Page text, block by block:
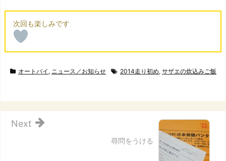
オートバイ , ニュース／お知らせ 2014走り初め, サザエの炊込みご飯
尋問をうける
Next